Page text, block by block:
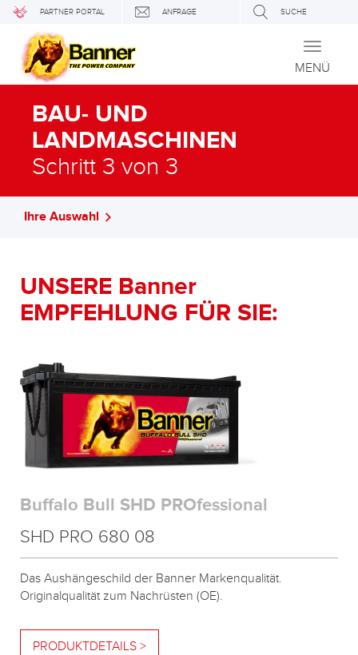
PARTNER PORTAL ANFRAGE SUCHE
Toggle
MENÜ
BAU- UND
LANDMASCHINEN
Schritt 3 von 3
Ihre Auswahl
UNSERE Banner
EMPFEHLUNG FÜR SIE:
Buffalo Bull SHD PROfessional
SHD PRO 680 08
Das Aushängeschild der Banner Markenqualität.
Originalqualität zum Nachrüsten (OE).
PRODUKTDETAILS >